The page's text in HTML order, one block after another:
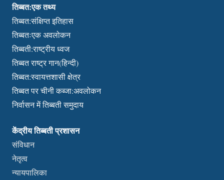
तिब्बत:एक तथ्य
तिब्बत:संक्षिप्त इतिहास
तिब्बतःएक अवलोकन
तिब्बती:राष्ट्रीय ध्वज
तिब्बत राष्ट्र गान(हिन्दी)
तिब्बत:स्वायत्तशासी क्षेत्र
तिब्बत पर चीनी कब्जा:अवलोकन
निर्वासन में तिब्बती समुदाय
केंद्रीय तिब्बती प्रशासन
संविधान
नेतृत्व
न्यायपालिका